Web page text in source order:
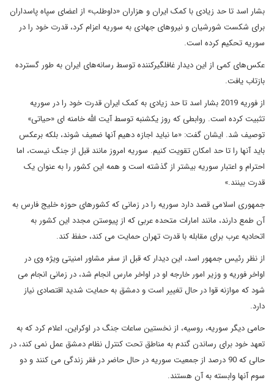
بشار اسد تا حد زیادی با کمک ایران و هزاران «داوطلب» از اعضای سپاه پاسداران
برای شکست شورشیان و نیروهای جهادی به سوریه اعزام کرد، قدرت خود را در
سوریه تحکیم کرده است.
عکس‌های کمی از این دیدار غافلگیرکننده توسط رسانه‌های ایران به طور گسترده
بازتاب یافت.
از فوریه 2019 بشار اسد تا حد زیادی به کمک ایران قدرت خود را در سوریه
تثبیت کرده است. روابطی که روز یکشنبه توسط آیت الله خامنه ای «حیاتی»
توصیف شد. ایشان گفت: «ما نباید اجازه دهیم آنها ضعیف شوند، بلکه برعکس
باید آنها را تا حد امکان تقویت کنیم. سوریه امروز مانند قبل از جنگ نیست، اما
احترام و اعتبار سوریه بیشتر از گذشته است و همه این کشور را به عنوان یک
قدرت بینند.»
جمهوری اسلامی قصد دارد سوریه را در زمانی که کشورهای حوزه خلیج فارس به
آن طمع دارند، مانند امارات متحده عربی که از پیوستن مجدد این کشور به
اتحادیه عرب برای مقابله با قدرت تهران حمایت می کند، حفظ کند.
از نظر رئیس جمهور اسد، این دیدار که قبل از سفر مشاور امنیتی ویژه وی در
اواخر فوریه و وزیر امور خارجه او در اواخر مارس انجام شد، در زمانی انجام می
شود که موازنه قوا در حال تغییر است و دمشق به حمایت شدید اقتصادی نیاز
دارد.
حامی دیگر سوریه، روسیه، از نخستین ساعات جنگ در اوکراین، اعلام کرد که به
تعهد خود برای رساندن گندم به مناطق تحت کنترل نظام دمشق عمل نمی کند، در
حالی که 90 درصد از جمعیت سوریه در حال حاضر در فقر زندگی می کنند و دو
سوم آنها وابسته به آن هستند.